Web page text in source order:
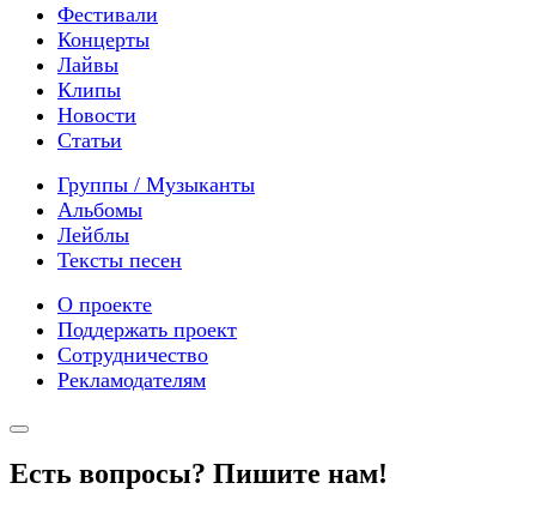
Фестивали
Концерты
Лайвы
Клипы
Новости
Статьи
Группы / Музыканты
Альбомы
Лейблы
Тексты песен
О проекте
Поддержать проект
Сотрудничество
Рекламодателям
Есть вопросы? Пишите нам!